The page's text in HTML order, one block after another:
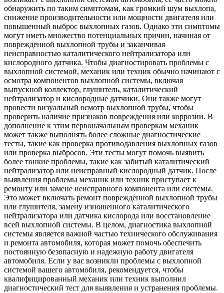
обнаружить по таким симптомам, как громкий шум выхлопа,
снижение производительности или мощности двигателя или
повышенный выброс выхлопных газов. Однако эти симптомы
могут иметь множество потенциальных причин, начиная от
поврежденной выхлопной трубы и заканчивая
неисправностью каталитического нейтрализатора или
кислородного датчика. Чтобы диагностировать проблемы с
выхлопной системой, механик или техник обычно начинают с
осмотра компонентов выхлопной системы, включая
выпускной коллектор, глушитель, каталитический
нейтрализатор и кислородные датчики. Они также могут
провести визуальный осмотр выхлопной трубы, чтобы
проверить наличие признаков повреждения или коррозии. В
дополнение к этим первоначальным проверкам механик
может также выполнять более сложные диагностические
тесты, такие как проверка противодавления выхлопных газов
или проверка выбросов. Эти тесты могут помочь выявить
более тонкие проблемы, такие как забитый каталитический
нейтрализатор или неисправный кислородный датчик. После
выявления проблемы механик или техник приступает к
ремонту или замене неисправного компонента или системы.
Это может включать ремонт поврежденной выхлопной трубы
или глушителя, замену изношенного каталитического
нейтрализатора или датчика кислорода или восстановление
всей выхлопной системы. В целом, диагностика выхлопной
системы является важной частью технического обслуживания
и ремонта автомобиля, которая может помочь обеспечить
постоянную безопасную и надежную работу двигателя
автомобиля. Если у вас возникли проблемы с выхлопной
системой вашего автомобиля, рекомендуется, чтобы
квалифицированный механик или техник выполнил
диагностический тест для выявления и устранения проблемы.